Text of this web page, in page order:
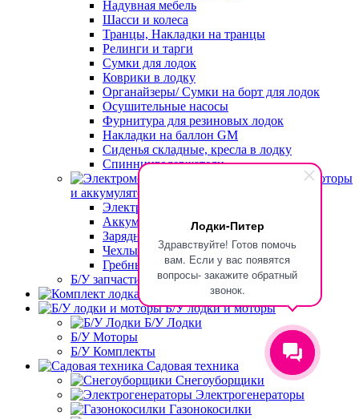
Лодки-Питер
Здравствуйте! Готов помочь
вам. Если у вас появятся
вопросы- закажите обратный
звонок.
Надувная мебель
Шасси и колеса
Транцы, Накладки на транцы
Релинги и тарги
Сумки для лодок
Коврики в лодку
Органайзеры/ Сумки на борт для лодок
Осушительные насосы
Фурнитура для резиновых лодок
Накладки на баллон GM
Сиденья складные, кресла в лодку
Спиннингодержатели
Электромоторы
и аккумуляторы
Электромоторы
Аккумуляторы
Зарядные устройства
Чехлы для переноски электромоторов
Гребные винты
Б/У запчасти для моторов
Комплект лодка+мотор
Б/У лодки и моторы
Б/У Лодки
Б/У Моторы
Б/У Комплекты
Садовая техника
Снегоуборщики
Электрогенераторы
Газонокосилки